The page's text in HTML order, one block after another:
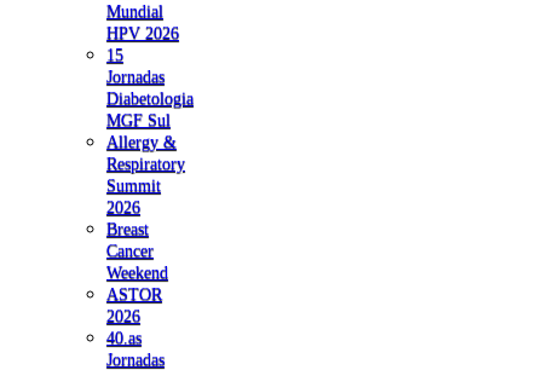
Mundial
HPV 2026
15
Jornadas
Diabetologia
MGF Sul
Allergy &
Respiratory
Summit
2026
Breast
Cancer
Weekend
ASTOR
2026
40.as
Jornadas